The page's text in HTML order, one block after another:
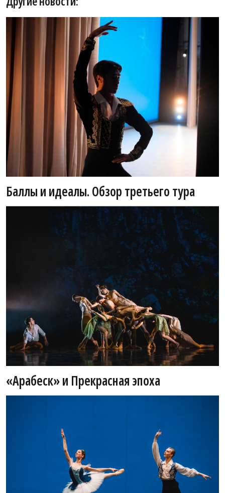
Баллы и идеалы. Обзор третьего тура
«Арабеск» и Прекрасная эпоха